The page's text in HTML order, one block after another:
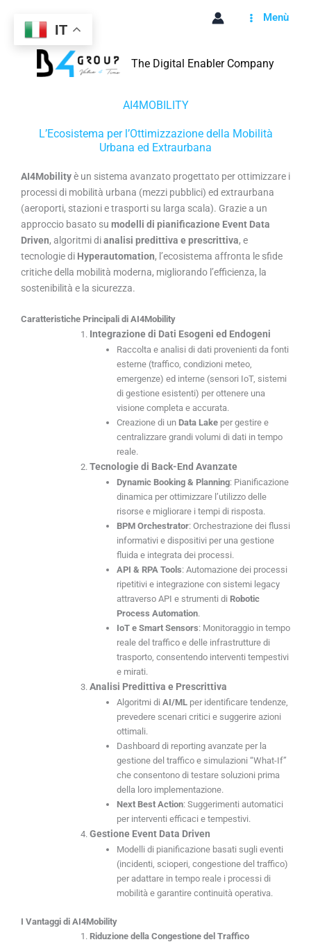
contenuto
Menù
The Digital Enabler Company
AI4MOBILITY
L’Ecosistema per l’Ottimizzazione della Mobilità
Urbana ed Extraurbana
AI4Mobilityè un sistema avanzato progettato per ottimizzare i
processi di mobilità urbana (mezzi pubblici) ed extraurbana
(aeroporti, stazioni e trasporti su larga scala). Grazie a un
approccio basato su modelli di pianificazione Event Data
Driven, algoritmi dianalisi predittiva e prescrittiva, e
tecnologie di Hyperautomation, l’ecosistema affronta le sfide
critiche della mobilità moderna, migliorando l’efficienza, la
sostenibilità e la sicurezza.
Caratteristiche Principali di AI4Mobility
Integrazione di Dati Esogeni ed Endogeni
Raccolta e analisi di dati provenienti da fonti
esterne (traffico, condizioni meteo,
emergenze) ed interne (sensori IoT, sistemi
di gestione esistenti) per ottenere una
visione completa e accurata.
Creazione di un Data Lake per gestire e
centralizzare grandi volumi di dati in tempo
reale.
Tecnologie di Back-End Avanzate
Dynamic Booking & Planning: Pianificazione
dinamica per ottimizzare l’utilizzo delle
risorse e migliorare i tempi di risposta.
BPM Orchestrator: Orchestrazione dei flussi
informativi e dispositivi per una gestione
fluida e integrata dei processi.
API & RPA Tools: Automazione dei processi
ripetitivi e integrazione con sistemi legacy
attraverso API e strumenti di Robotic
Process Automation.
IoT e Smart Sensors: Monitoraggio in tempo
reale del traffico e delle infrastrutture di
trasporto, consentendo interventi tempestivi
e mirati.
Analisi Predittiva e Prescrittiva
Algoritmi di AI/ML per identificare tendenze,
prevedere scenari critici e suggerire azioni
ottimali.
Dashboard di reporting avanzate per la
gestione del traffico e simulazioni “What-If”
che consentono di testare soluzioni prima
della loro implementazione.
Next Best Action: Suggerimenti automatici
per interventi efficaci e tempestivi.
Gestione Event Data Driven
Modelli di pianificazione basati sugli eventi
(incidenti, scioperi, congestione del traffico)
per adattare in tempo reale i processi di
mobilità e garantire continuità operativa.
I Vantaggi di AI4Mobility
Riduzione della Congestione del Traffico
IT